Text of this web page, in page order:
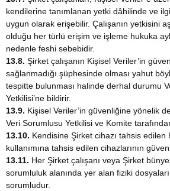
kendilerine tanımlanan yetki dâhilinde ve
uygun olarak erişebilir. Çalışanın yetkisini
olduğu her türlü erişim ve işleme hukuka
nedenle feshi sebebidir.
13.8. Şirket çalışanın Kişisel Veriler’in
sağlanmadığı şüphesinde olması yahut
tespitte bulunması halinde derhal durumu
Yetkilisi’ne bildirir.
13.9. Kişisel Veriler’in güvenliğine yönelik
Veri Sorumlusu Yetkilisi ve Komite
13.10. Kendisine Şirket cihazı tahsis edilen
kullanımına tahsis edilen cihazlarının
13.11. Her Şirket çalışanı veya Şirket
sorumluluk alanında yer alan fiziki
sorumludur.